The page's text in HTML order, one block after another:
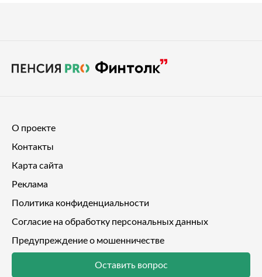
О проекте
Контакты
Карта сайта
Реклама
Политика конфиденциальности
Согласие на обработку персональных данных
Предупреждение о мошенничестве
Оставить вопрос